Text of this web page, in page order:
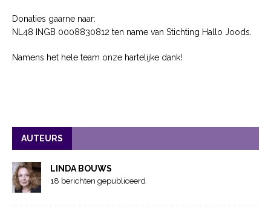
Donaties gaarne naar:
NL48 INGB 0008830812 ten name van Stichting Hallo Joods.
Namens het hele team onze hartelijke dank!
AUTEURS
LINDA BOUWS
18 berichten gepubliceerd